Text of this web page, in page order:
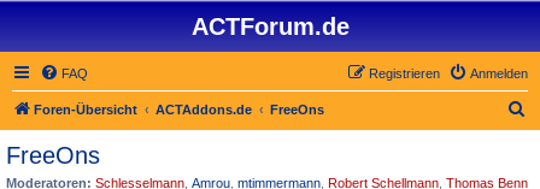
ACTForum.de
FAQ Anmelden
Registrieren
Foren-Übersicht ACTAddons.de FreeOns
FreeOns
Moderatoren: Schlesselmann Amrou mtimmermann Robert Schellmann Thomas Benn